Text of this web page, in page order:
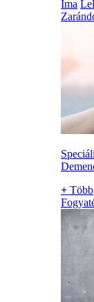
Ima
+ Több